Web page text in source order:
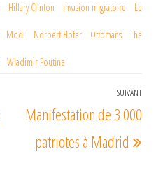
Hillary Clinton invasion migratoire Le
Modi Norbert Hofer Ottomans The
Wladimir Poutine
SUIVANT
Manifestation de 3 000
patriotes à Madrid